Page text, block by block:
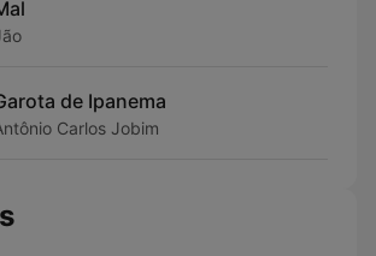
de Ipanema
Carlos Jobim